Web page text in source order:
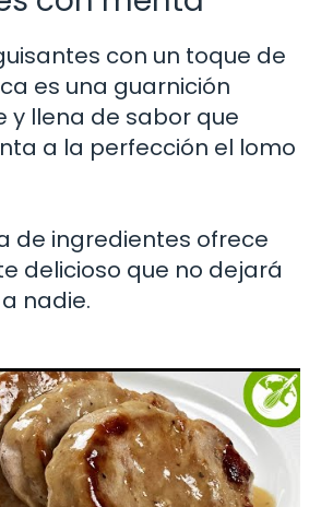
con un toque de
es una guarnición
y llena de sabor que
a la perfección el lomo
de ingredientes ofrece
delicioso que no dejará
nadie.